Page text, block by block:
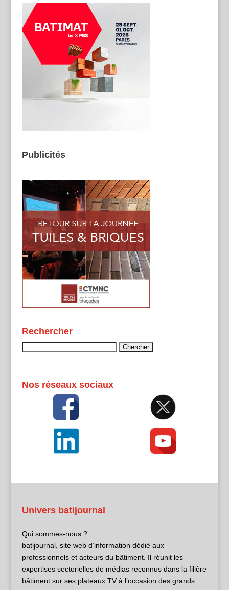
Publicités
Rechercher
Nos réseaux sociaux
Univers batijournal
Qui sommes-nous ?
batijournal, site web d’information dédié aux
professionnels et acteurs du bâtiment. Il réunit les
expertises sectorielles de médias reconnus dans la filière
bâtiment sur ses plateaux TV à l’occasion des grands